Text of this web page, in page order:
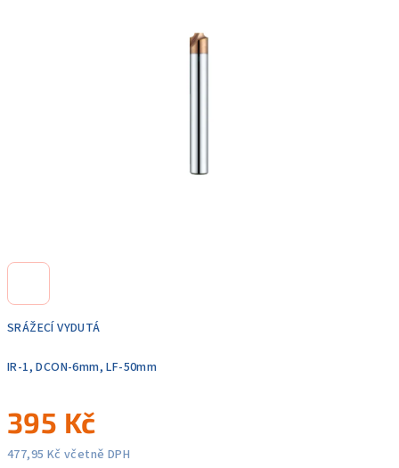
SRÁŽECÍ VYDUTÁ
IR-1, DCON-6mm, LF-50mm
395 Kč
477,95 Kč včetně DPH